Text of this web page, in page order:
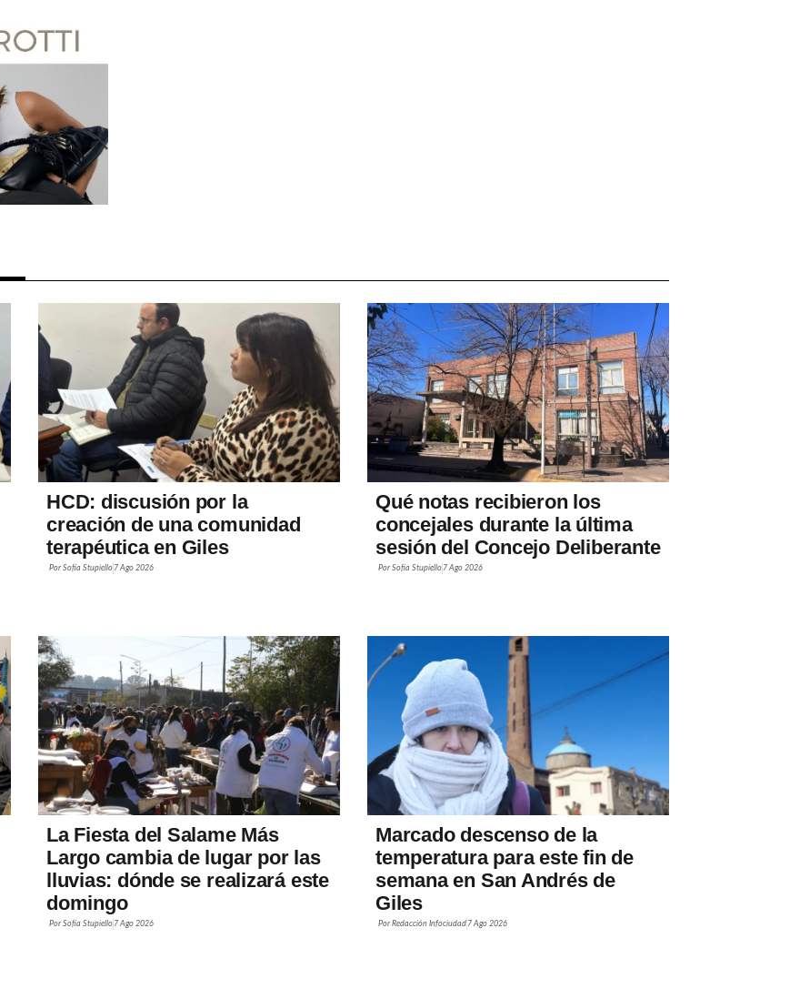
HCD: discusión por la
creación de una comunidad
terapéutica en Giles
Por Sofía Stupiello 7 Ago 2026
Qué notas recibieron los
concejales durante la última
sesión del Concejo Deliberante
Por Sofía Stupiello 7 Ago 2026
La Fiesta del Salame Más
Largo cambia de lugar por las
lluvias: dónde se realizará este
domingo
Por Sofía Stupiello 7 Ago 2026
Marcado descenso de la
temperatura para este fin de
semana en San Andrés de
Giles
Por Redacción Infociudad 7 Ago 2026